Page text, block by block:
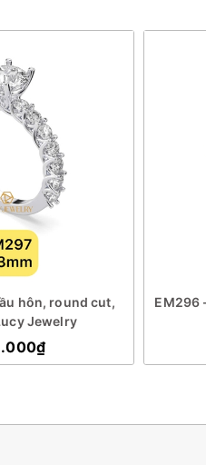
hôn, round cut,
Jewelry
EM296